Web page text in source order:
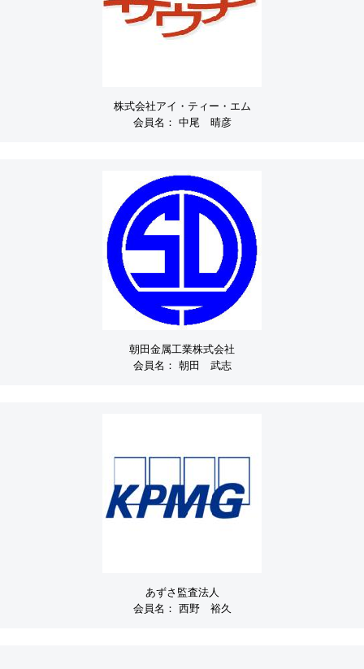
株式会社アイ・ティー・エム
会員名： 中尾 晴彦
朝田金属工業株式会社
会員名： 朝田 武志
あずさ監査法人
会員名： 西野 裕久